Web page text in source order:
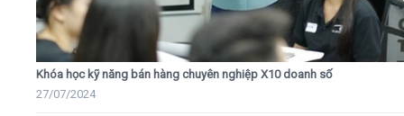
Khóa học kỹ năng bán hàng chuyên nghiệp X10 doanh số
27/07/2024